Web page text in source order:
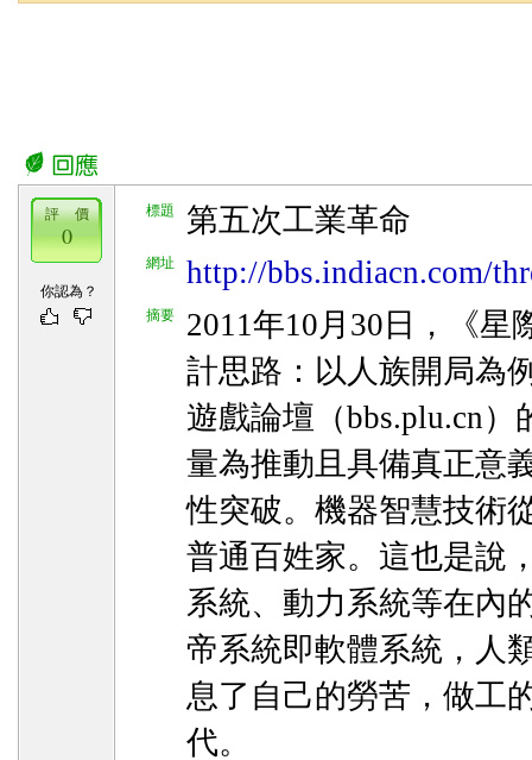
標題 第五次工業革命
網址 http://bbs.indiacn.com/
摘要
2011年10月30日，《星
計思路：以人族開局為
遊戲論壇（bbs.plu.cn
量為推動且具備真正意
性突破。機器智慧技術
普通百姓家。這也是說
系統、動力系統等在內
帝系統即軟體系統，人
息了自己的勞苦，做工
代。
評 價
0
你認為？